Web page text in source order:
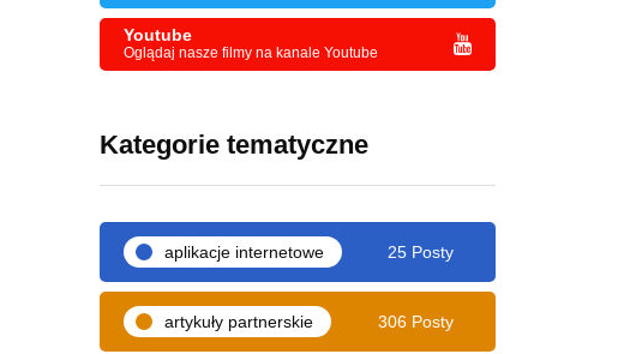
Youtube
Oglądaj nasze filmy na kanale Youtube
Kategorie tematyczne
aplikacje internetowe 25 Posty
artykuły partnerskie 306 Posty